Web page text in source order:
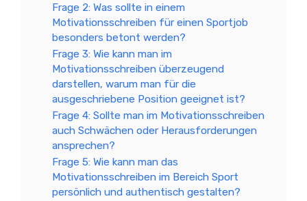
Frage 2: Was sollte in einem
Motivationsschreiben für einen Sportjob
besonders betont werden?
Frage 3: Wie kann man im
Motivationsschreiben überzeugend
darstellen, warum man für die
ausgeschriebene Position geeignet ist?
Frage 4: Sollte man im Motivationsschreiben
auch Schwächen oder Herausforderungen
ansprechen?
Frage 5: Wie kann man das
Motivationsschreiben im Bereich Sport
persönlich und authentisch gestalten?